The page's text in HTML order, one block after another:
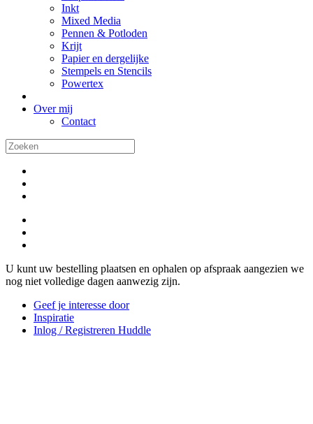
Inkt
Mixed Media
Pennen & Potloden
Krijt
Papier en dergelijke
Stempels en Stencils
Powertex
Over mij
Contact
U kunt uw bestelling plaatsen en ophalen op afspraak aangezien we
nog niet volledige dagen aanwezig zijn.
Geef je interesse door
Inspiratie
Inlog / Registreren Huddle